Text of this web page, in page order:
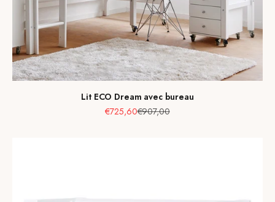
Lit ECO Dream avec bureau
Prix de vente
€725,60Prix normal
€907,00